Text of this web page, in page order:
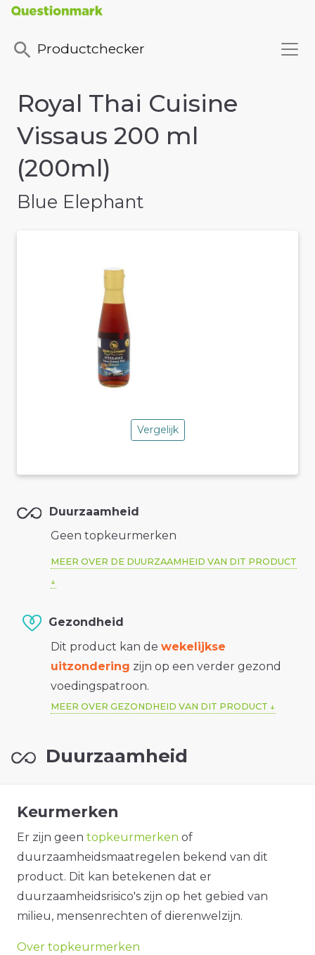
Productchecker
Royal Thai Cuisine
Vissaus 200 ml
(200ml)
Blue Elephant
Vergelijk
Duurzaamheid
Geen topkeurmerken
MEER OVER DE DUURZAAMHEID VAN DIT PRODUCT
Gezondheid
Dit product kan de wekelijkse
uitzondering zijn op een verder gezond
voedingspatroon.
MEER OVER GEZONDHEID VAN DIT PRODUCT
Duurzaamheid
Keurmerken
Er zijn geen topkeurmerken of
duurzaamheidsmaatregelen bekend van dit
product. Dit kan betekenen dat er
duurzaamheidsrisico's zijn op het gebied van
milieu, mensenrechten of dierenwelzijn.
Over topkeurmerken